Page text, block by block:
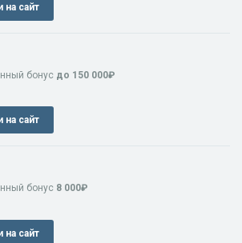
на сайт
бонус до 150 000₽
на сайт
бонус 8 000₽
на сайт